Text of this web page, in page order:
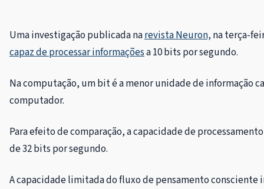
Uma investigação publicada narevista Neuron, na terça-
capaz de processar informaçõesa 10 bits por segundo.
Na computação, um bit é a menor unidade de informação
computador.
Para efeito de comparação, a capacidade de
de 32 bits por segundo.
A capacidade limitada do fluxo de pensamento